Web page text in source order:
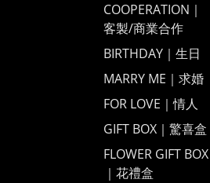
COOPERATION｜
客製/商業合作
BIRTHDAY｜生日
MARRY ME｜求婚
FOR LOVE｜情人
GIFT BOX｜驚喜盒
FLOWER GIFT BOX
｜花禮盒